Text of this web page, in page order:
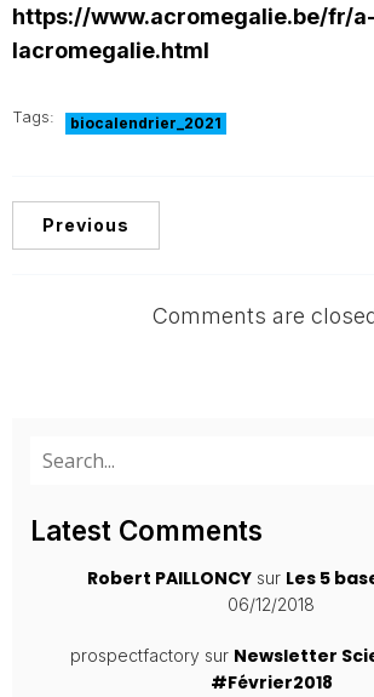
https://www.acromegalie.be/fr/
lacromegalie.html
Tags: biocalendrier_2021
Previous
Comments are
Latest Comments
Robert PAILLONCYsur Les 5
06/12/2018
prospectfactorysur Newsletter
#Février2018